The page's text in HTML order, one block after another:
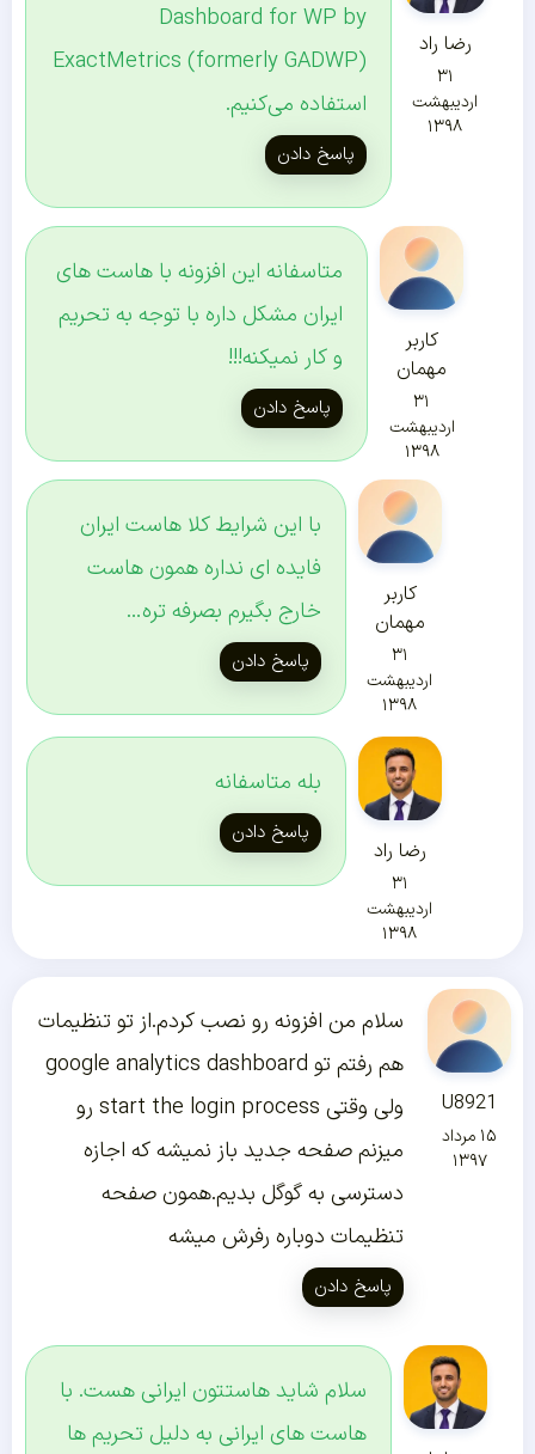
رضا راد
۳۱
اردیبهشت
۱۳۹۸
Dashboard for WP by
ExactMetrics (formerly GADWP)
استفاده می‌کنیم.
پاسخ دادن
کاربر
مهمان
۳۱
اردیبهشت
۱۳۹۸
متاسفانه این افزونه با هاست های
ایران مشکل داره با توجه به تحریم
و کار نمیکنه!!!
پاسخ دادن
کاربر
مهمان
۳۱
اردیبهشت
۱۳۹۸
با این شرایط کلا هاست ایران
فایده ای نداره همون هاست
خارج بگیرم بصرفه تره…
پاسخ دادن
رضا راد
۳۱
اردیبهشت
۱۳۹۸
بله متاسفانه
پاسخ دادن
U8921
۱۵ مرداد
۱۳۹۷
سلام من افزونه رو نصب کردم.از تو تنظیمات
هم رفتم تو google analytics dashboard
ولی وقتی start the login process رو
میزنم صفحه جدید باز نمیشه که اجازه
دسترسی به گوگل بدیم.همون صفحه
تنظیمات دوباره رفرش میشه
پاسخ دادن
سلام شاید هاستتون ایرانی هست. با
هاست های ایرانی به دلیل تحریم ها